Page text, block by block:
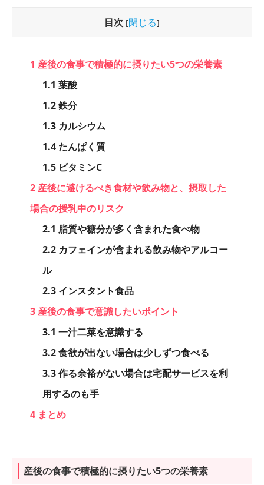
目次 [閉じる]
1 産後の食事で積極的に摂りたい5つの栄養素
1.1 葉酸
1.2鉄分
1.3 カルシウム
1.4 たんぱく質
1.5 ビタミンC
2 産後に避けるべき食材や飲み物と、摂取した
場合の授乳中のリスク
2.1 脂質や糖分が多く含まれた食べ物
2.2 カフェインが含まれる飲み物やアルコー
ル
2.3 インスタント食品
3 産後の食事で意識したいポイント
3.1 一汁二菜を意識する
3.2食欲が出ない場合は少しずつ食べる
3.3作る余裕がない場合は宅配サービスを利
用するのも手
4 まとめ
産後の食事で積極的に摂りたい5つの栄養素